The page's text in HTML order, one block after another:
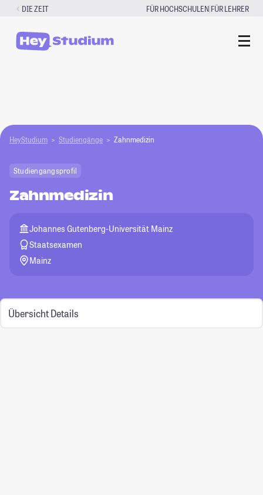
Zum
springen
DIE ZEIT FÜR HOCHSCHULEN|FÜR LEHRER
HeyStudium Studiengänge Zahnmedizin
Studiengangsprofil
Zahnmedizin
Johannes Gutenberg-Universität Mainz
Staatsexamen
Mainz
Übersicht Details